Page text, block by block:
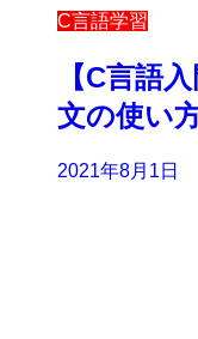
C言語学習
【C言語
文の使い
2021年8月1日